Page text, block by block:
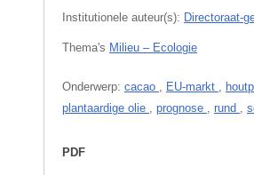
Institutionele auteur(s): Directoraat-
Thema's Milieu – Ecologie
Onderwerp: cacao , EU-markt ,
plantaardige olie , prognose , rund ,
PDF